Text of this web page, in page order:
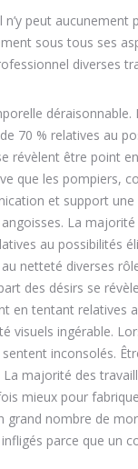
n’y peut
sous tous ses
diverses
70 % relatives au
révèlent être point
que les pompiers,
et support une
La
au possibilités
netteté diverses
des désirs se
en tentant relatives
visuels ingérable.
inconsolés.
La majorité des
mieux pour
grand nombre de
parce que un